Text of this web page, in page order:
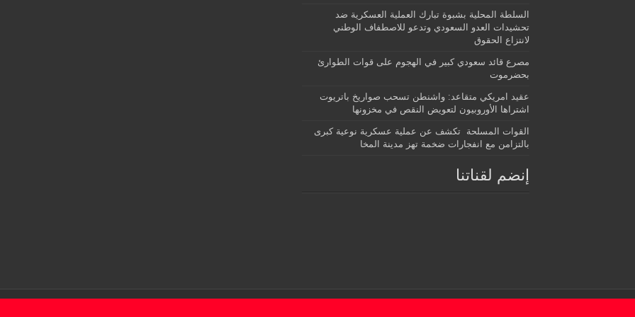
السلطة المحلية بشبوة تبارك العملية العسكرية ضد
تحشيدات العدو السعودي وتدعو للاصطفاف الوطني
لانتزاع الحقوق
مصرع قائد سعودي كبير في الهجوم على قوات الطوارئ
بحضرموت
عقيد امريكي متقاعد: واشنطن تسحب صواريخ باتريوت
اشتراها الأوروبيون لتعويض النقص في مخزونها
القوات المسلحة تكشف عن عملية عسكرية نوعية كبرى
بالتزامن مع انفجارات ضخمة تهز مدينة المخا
إنضم لقناتنا